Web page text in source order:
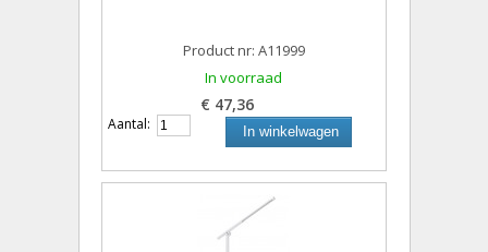
Product nr: A11999
In voorraad
€ 47,36
Aantal: In winkelwagen